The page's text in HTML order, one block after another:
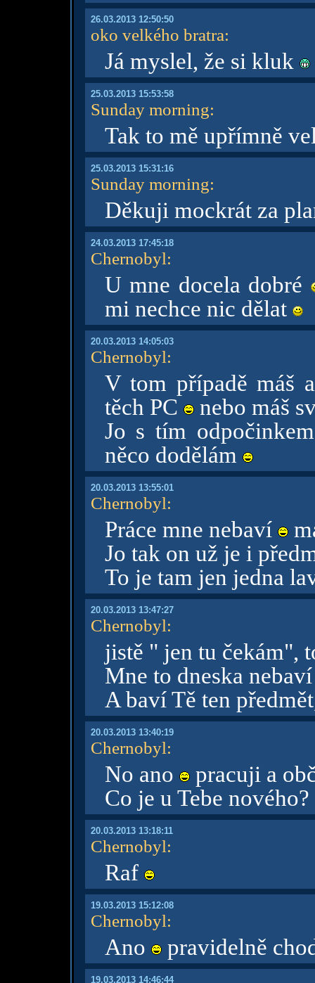
26.03.2013 12:50:50
oko velkého bratra:
Já myslel, že si kluk
25.03.2013 15:53:58
Sunday morning:
Tak to mě upřímně
25.03.2013 15:31:16
Sunday morning:
Děkuji mockrát za
24.03.2013 17:45:18
Chernobyl:
U mne docela dobré
mi nechce nic dělat
20.03.2013 14:05:03
Chernobyl:
V tom případě máš
těch PC
nebo máš
Jo s tím
něco dodělám
20.03.2013 13:55:01
Chernobyl:
Práce mne nebaví
Jo tak on už je i
To je tam jen jedna
20.03.2013 13:47:27
Chernobyl:
jistě " jen tu čekám",
Mne to dneska
A baví Tě ten
20.03.2013 13:40:19
Chernobyl:
No ano
pracuji a
Co je u Tebe nového?
20.03.2013 13:18:11
Chernobyl:
Raf
19.03.2013 15:12:08
Chernobyl:
Ano pravidelně
19.03.2013 14:46:44